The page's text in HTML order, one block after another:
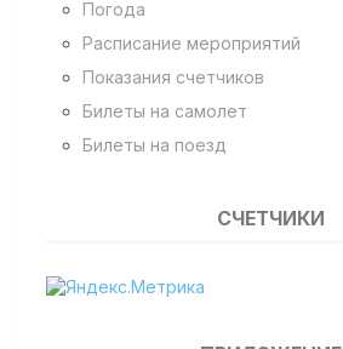
Погода
Расписание мероприятий
Показания счетчиков
Билеты на самолет
Билеты на поезд
СЧЕТЧИКИ